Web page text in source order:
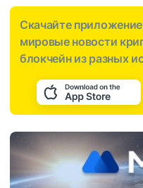
Скачайте приложение
мировые новости
блокчейн из разных